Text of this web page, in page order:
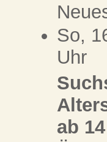
So,
Uhr
ab